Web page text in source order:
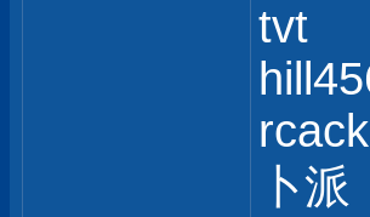
tvt
rcack
卜派